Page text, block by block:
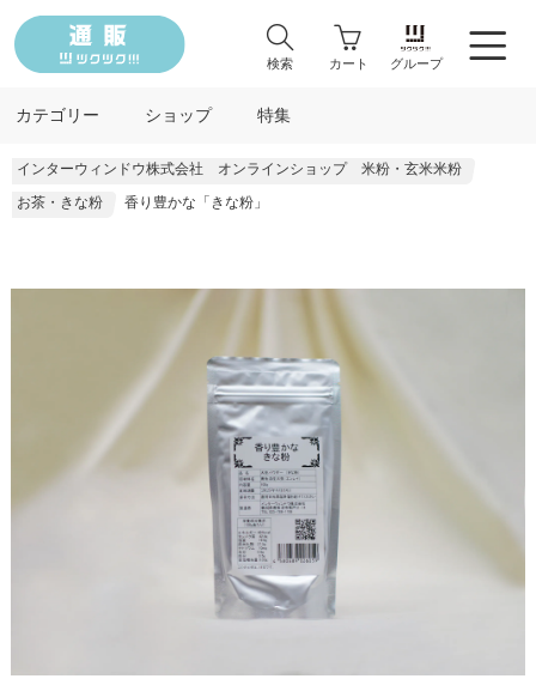
検索 カート グループ
カテゴリー ショップ 特集
インターウィンドウ株式会社 オンラインショップ 米粉・玄米米粉
お茶・きな粉
香り豊かな「きな粉」